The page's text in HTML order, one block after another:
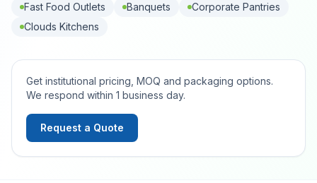
Fast Food Outlets
Banquets
Corporate Pantries
Clouds Kitchens
Get institutional pricing, MOQ and packaging options.
We respond within 1 business day.
Request a Quote